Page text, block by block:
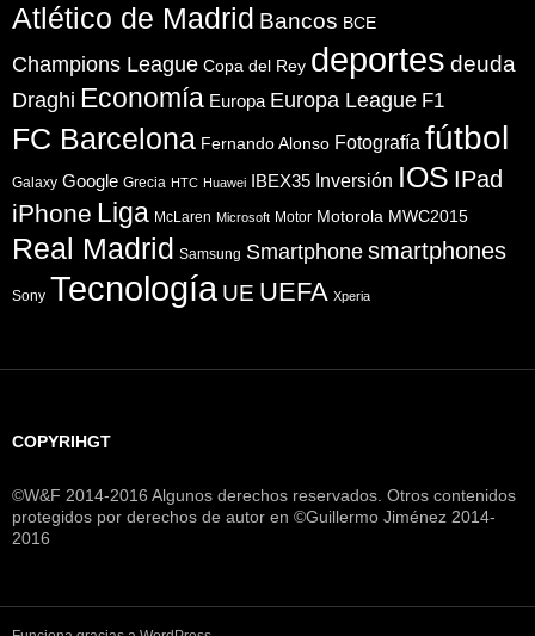
Atlético de Madrid Bancos BCE
Champions League Copa del Rey deportes deuda
Draghi Economía Europa Europa League F1
FC Barcelona Fernando Alonso Fotografía fútbol
Galaxy Google Grecia HTC Huawei IBEX35 Inversión IOS IPad
iPhone Liga McLaren Microsoft Motor Motorola MWC2015
Real Madrid Samsung Smartphone smartphones
Sony Tecnología UE UEFA Xperia
COPYRIHGT
©W&F 2014-2016 Algunos derechos reservados. Otros contenidos
protegidos por derechos de autor en ©Guillermo Jiménez 2014-
2016